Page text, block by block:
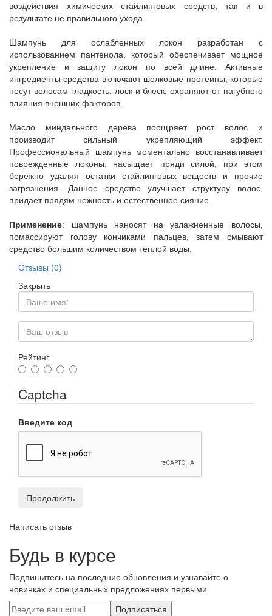
воздействия химических стайлинговых средств, так и в
результате не правильного ухода.
Шампунь для ослабленных локон разработан с
использованием пантенола, который обеспечивает мощное
укрепление и защиту локон по всей длине. Активные
ингредиенты средства включают шелковые протеины, которые
несут волосам гладкость, лоск и блеск, охраняют от пагубного
влияния внешних факторов.
Масло миндального дерева поощряет рост волос и
производит сильный укрепляющий эффект.
Профессиональный шампунь моментально восстанавливает
поврежденные локоны, насыщает пряди силой, при этом
бережно удаляя остатки стайлинговых веществ и прочие
загрязнения. Данное средство улучшает структуру волос,
придает прядям нежность и естественное сияние.
Применение: шампунь наносят на увлажненные волосы,
помассируют голову кончиками пальцев, затем смывают
средство большим количеством теплой воды.
Отзывы (0)
Закрыть
Рейтинг
Captcha
Введите код
Продолжить
Написать отзыв
Будь в курсе
Подпишитесь на последние обновления и узнавайте о
новинках и специальных предложениях первыми
Подписаться